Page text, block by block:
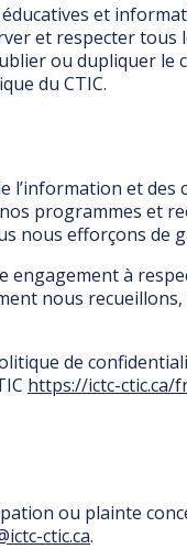
et
et respecter tous
ou dupliquer le
du CTIC.
l’information et des
programmes et
nous efforçons de
à
nous
de
https://ictc-
ou plainte
ctic.ca.